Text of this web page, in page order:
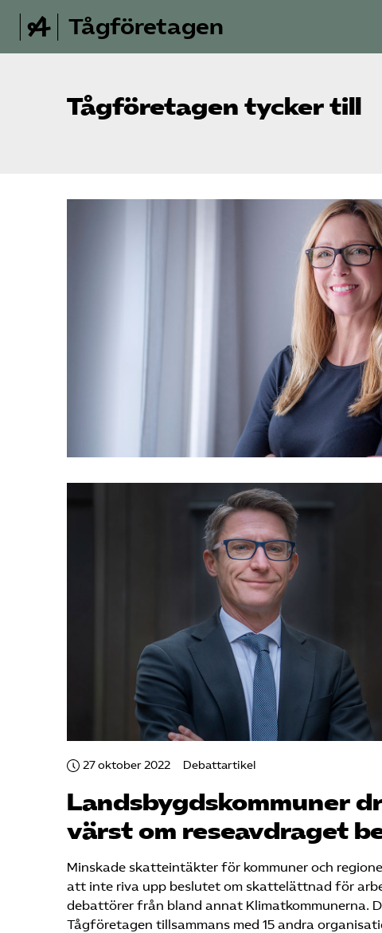
Tågföretagen
Tågföretagen tycker till
27 oktober 2022 Debattartikel
Landsbygdskommuner
värst om reseavdraget
Minskade skatteintäkter för kommuner och
att inte riva upp beslutet om skattelättnad för
debattörer från bland annat Klimatkommunerna.
Tågföretagen tillsammans med 15 andra